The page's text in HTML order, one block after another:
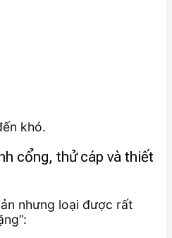
khó.
cổng, thử cáp và thiết
nhưng loại được rất